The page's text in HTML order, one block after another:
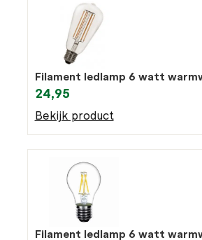
Filament ledlamp 6 watt
24,95
Bekijk product
Filament ledlamp 6 watt